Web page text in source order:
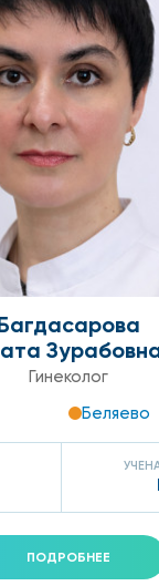
Гинеколог
Беляево
ПОДРОБНЕЕ